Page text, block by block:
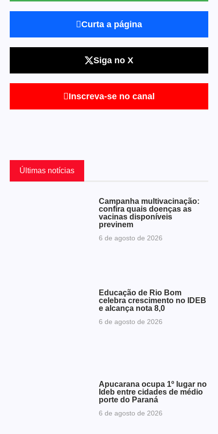
Curta a página
Siga no X
Inscreva-se no canal
Últimas notícias
Campanha multivacinação:
confira quais doenças as
vacinas disponíveis
previnem
6 de agosto de 2026
Educação de Rio Bom
celebra crescimento no IDEB
e alcança nota 8,0
6 de agosto de 2026
Apucarana ocupa 1º lugar no
Ideb entre cidades de médio
porte do Paraná
6 de agosto de 2026